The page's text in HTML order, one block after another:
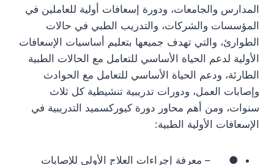
المدارس والجامعات، ودورة إسعافات أولية للعاملين في
المؤسسات والشركات، والتدريب الطبي في حالات
الطوارئ، والتي تهدف جميعها بتعليم أساسيات الإسعافات
الأولية لدعم الحياة الأساسي للتعامل مع الحالات الطبية
الطارئة، ودعم الحياة الأساسي للتعامل مع الحوادث
وإصابات العمل، ودورات تدريبية تنشيطية كل ثلاث
سنوات، ومن أهم محاور دورة كيوركسميد التدريبية في
الإسعافات الأولية الطبية:
● – معرفة إجراءات العلاج الأولي للإصابات